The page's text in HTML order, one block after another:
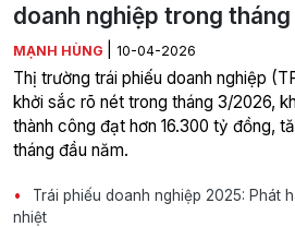
doanh nghiệp trong tháng
MẠNH HÙNG 10-04-2026
Thị trường trái phiếu doanh nghiệp
khởi sắc rõ nét trong tháng 3/2026,
thành công đạt hơn 16.300 tỷ đồng,
tháng đầu năm.
Trái phiếu doanh nghiệp 2025: Phát
nhiệt